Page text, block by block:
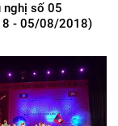
nghị số 05
- 05/08/2018)